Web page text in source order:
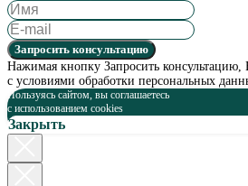
Запросить консультацию
Нажимая кнопку Запросить консультацию,
с условиями обработки персональных
Пользуясь сайтом, вы соглашаетесь
c использованием cookies
Закрыть